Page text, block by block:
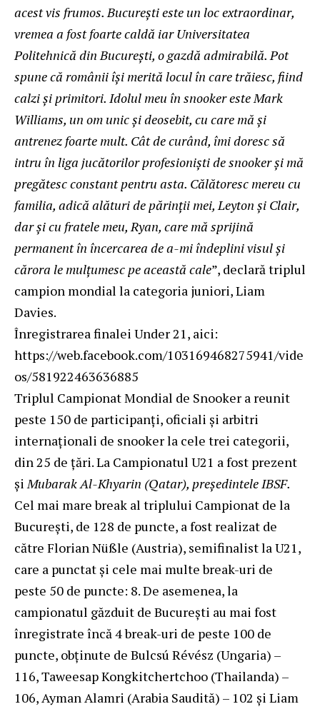
acest vis frumos. București este un loc extraordinar,
vremea a fost foarte caldă iar Universitatea
Politehnică din București, o gazdă admirabilă. Pot
spune că românii își merită locul în care trăiesc, fiind
calzi și primitori. Idolul meu în snooker este Mark
Williams, un om unic și deosebit, cu care mă și
antrenez foarte mult. Cât de curând, îmi doresc să
intru în liga jucătorilor profesioniști de snooker și mă
pregătesc constant pentru asta. Călătoresc mereu cu
familia, adică alături de părinții mei, Leyton și Clair,
dar și cu fratele meu, Ryan, care mă sprijină
permanent în încercarea de a-mi îndeplini visul și
cărora le mulțumesc pe această cale”, declară triplul
campion mondial la categoria juniori, Liam
Davies.
Înregistrarea finalei Under 21, aici:
https://web.facebook.com/103169468275941/vide
os/581922463636885
Triplul Campionat Mondial de Snooker a reunit
peste 150 de participanţi, oficiali și arbitri
internaționali de snooker la cele trei categorii,
din 25 de ţări. La Campionatul U21 a fost prezent
și Mubarak Al-Khyarin (Qatar), președintele IBSF.
Cel mai mare break al triplului Campionat de la
București, de 128 de puncte, a fost realizat de
către Florian Nüßle (Austria), semifinalist la U21,
care a punctat și cele mai multe break-uri de
peste 50 de puncte: 8. De asemenea, la
campionatul găzduit de București au mai fost
înregistrate încă 4 break-uri de peste 100 de
puncte, obținute de Bulcsú Révész (Ungaria) –
116, Taweesap Kongkitchertchoo (Thailanda) –
106, Ayman Alamri (Arabia Saudită) – 102 și Liam